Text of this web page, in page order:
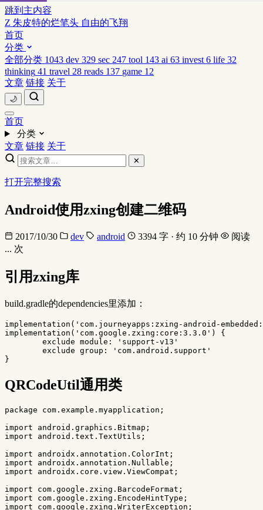
跳到主内容
Z 朱皮特的烂笔头 自由的飞翔
首页
分类
全部分类 1043 dev 329 sec 247 tool 143 ai 63 invest 6 life 32
thinking 41 travel 28 reads 137 game 12
文章 链接 关于
🌙
首页
分类
文章 链接 关于
✕
打开完整搜索
Android使用zxing创建二维码
2017/10/30 dev android 3394 字 · 约 10 分钟
阅读
... 次
引用zxing库
build.gradle的dependencies里添加：
implementation ( 'com.journeyapps:zxing-android-
implementation ( 'com.google.zxing:core:3.3.0' )
{
exclude module:
'support-v13'
exclude group:
'com.android.support'
}
QRCodeUtil通用类
package com.example.myapplication ;
import
android.graphics.Bitmap ;
import
android.text.TextUtils ;
import
androidx.annotation.ColorInt ;
import
androidx.annotation.Nullable ;
import
androidx.core.view.ViewCompat ;
import
com.google.zxing.BarcodeFormat ;
import
com.google.zxing.EncodeHintType ;
import
com.google.zxing.WriterException ;